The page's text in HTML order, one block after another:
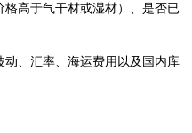
高于气干材或湿材）、是否已
动、汇率、海运费用以及国内库